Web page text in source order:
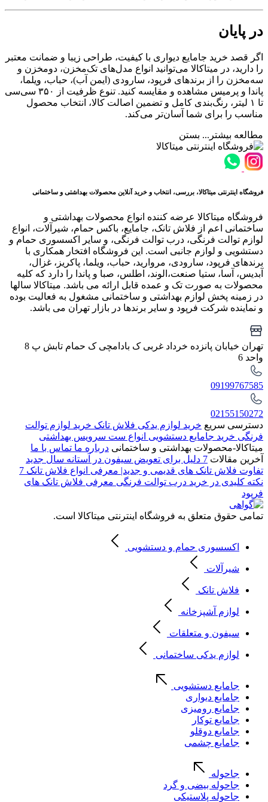
در پایان
اگر قصد خرید جامایع دیواری با کیفیت، طراحی زیبا و ضمانت معتبر
را دارید، در میتاکالا می‌توانید انواع مدل‌های تک‌مخزن، دو‌مخزن و
سه‌مخزن را از برندهای فرپود، سارودی (ایمن آب)، حباب، ویلما،
پاندا و پرمیس مشاهده و مقایسه کنید. تنوع ظرفیت از ۳۵۰ سی‌سی
تا ۱ لیتر، رنگ‌بندی کامل و تضمین اصالت کالا، انتخاب محصول
مناسب را برای شما آسان‌تر می‌کند.
مطالعه بیشتر... بستن
فروشگاه اینترنتی میتاکالا، بررسی، انتخاب و خرید آنلاین محصولات بهداشتی و ساختمانی
فروشگاه میتاکالا عرضه کننده انواع محصولات بهداشتی و
ساختمانی اعم از فلاش تانک، جامایع، باکس حمام، شیرآلات، انواع
لوازم توالت فرنگی، درب توالت فرنگی، و سایر اکسسوری حمام و
دستشویی و لوازم جانبی است. این فروشگاه افتخار همکاری با
برندهای فرپود، سارودی، مروارید، حباب، ویلما، پاکریز، غزال،
آبدیس، آسا، ستیا صنعت،الوند، اطلس، صبا و پاندا را دارد که کلیه
محصولات به صورت تک و عمده قابل ارائه می باشد. میتاکالا سالها
در زمینه پخش لوازم بهداشتی و ساختمانی مشغول به فعالیت بوده
و نماینده شرکت فرپود و سایر برندها در بازار تهران می باشد.
تهران خیابان پانزده خرداد غربی ک بادامچی ک حمام تابش پ 8
واحد 6
09199767585
02155150272
دسترسی سریع خرید لوازم یدکی فلاش تانک خرید لوازم توالت
فرنگی خرید جامایع دستشویی انواع ست سرویس بهداشتی
میتاکالا-محصولات بهداشتی و ساختمانی درباره ما تماس با ما
آخرین مقالات 7 دلیل برای تعویض سیفون در آستانه سال جدید
تفاوت فلاش تانک های قدیمی و جدید| معرفی انواع فلاش تانک 7
نکته کلیدی در خرید درب توالت فرنگی معرفی فلاش تانک های
فرپود
تمامی حقوق متعلق به فروشگاه اینترنتی میتاکالا است.
اکسسوری حمام و دستشویی
شیرآلات
فلاش تانک
لوازم آشپزخانه
سیفون و متعلقات
لوازم یدکی ساختمانی
جامایع دستشویی
جامایع دیواری
جامایع رومیزی
جامایع توکار
جامایع دوقلو
جامایع چشمی
جاحوله
جاحوله بیضی و گرد
جاحوله پلاستیکی